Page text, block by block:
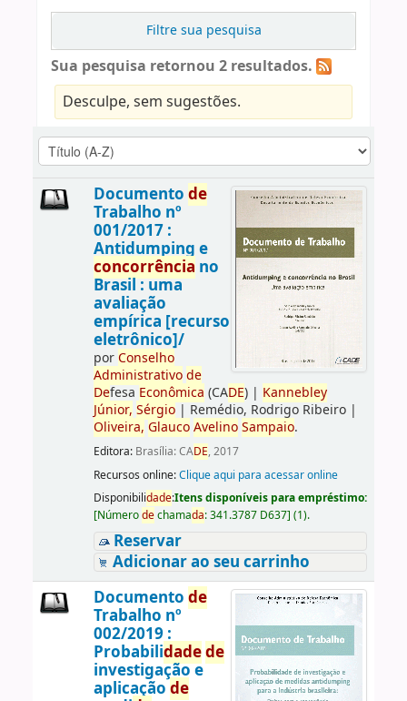
Filtre sua pesquisa
Sua pesquisa retornou 2 resultados.
Desculpe, sem sugestões.
Documento de
Trabalho nº
001/2017 :
Antidumping e
concorrência no
Brasil : uma
avaliação
empírica [recurso
eletrônico]/
porConselho
Administrativo de
Defesa Econômica (CADE)| Kannebley
Júnior, Sérgio| Remédio, Rodrigo Ribeiro|
Oliveira, Glauco Avelino Sampaio.
Editora: Brasília: CADE, 2017
Recursos online:Clique aqui para acessar online
Disponibilidade:Itens disponíveis para empréstimo:
[Númerodechamada:341.3787 D637] (1).
Reservar
Adicionar ao seu carrinho
Documento de
Trabalho nº
002/2019 :
Probabilidadede
investigação e
aplicação de